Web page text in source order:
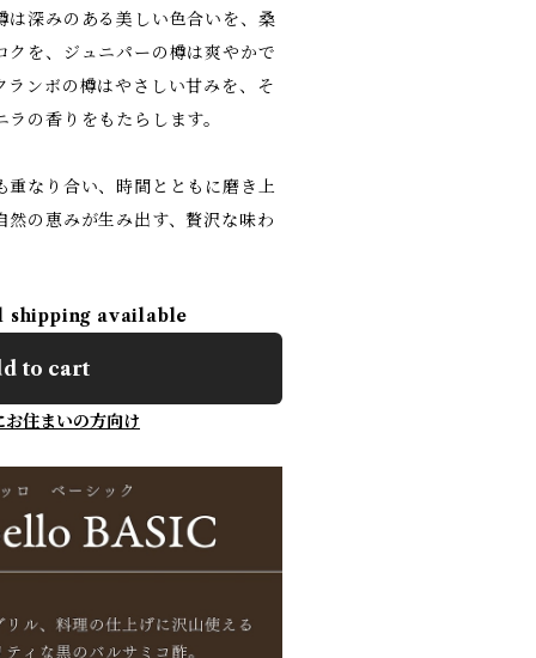
は深みのある美しい色合いを、桑
クを、ジュニパーの樽は爽やかで
ンボの樽はやさしい甘みを、そ
の香りをもたらします。
重なり合い、時間とともに磨き上
の恵みが生み出す、贅沢な味わ
available
to cart
お住まいの方向け